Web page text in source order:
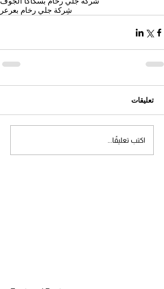
شِركة جلي رخام بعرعر
تعليقات
اكتب تعليقًا...